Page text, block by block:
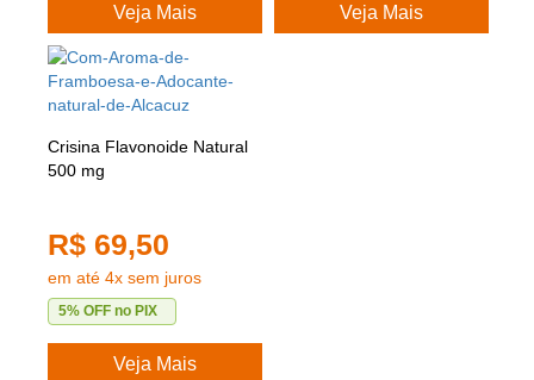
Veja Mais Veja Mais
Crisina Flavonoide Natural
500 mg
R$ 69,50
em até 4x sem juros
5% OFF no PIX
Veja Mais